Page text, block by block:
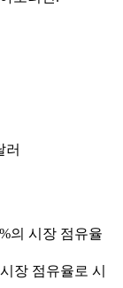
러
의 시장 점유율
장 점유율로 시